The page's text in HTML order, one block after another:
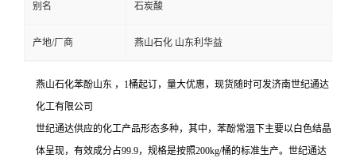
别名 石炭酸
产地/厂商 燕山石化 山东利华益
燕山石化苯酚山东 ，1桶起订，量大优惠，现货随时可发济南世纪通达
化工有限公司
世纪通达供应的化工产品形态多种，其中，苯酚常温下主要以白色结晶
体呈现，有效成分占99.9，规格是按照200kg/桶的标准生产。世纪通达